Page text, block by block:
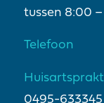
tussen 8:00 –
Telefoon
0495-633345